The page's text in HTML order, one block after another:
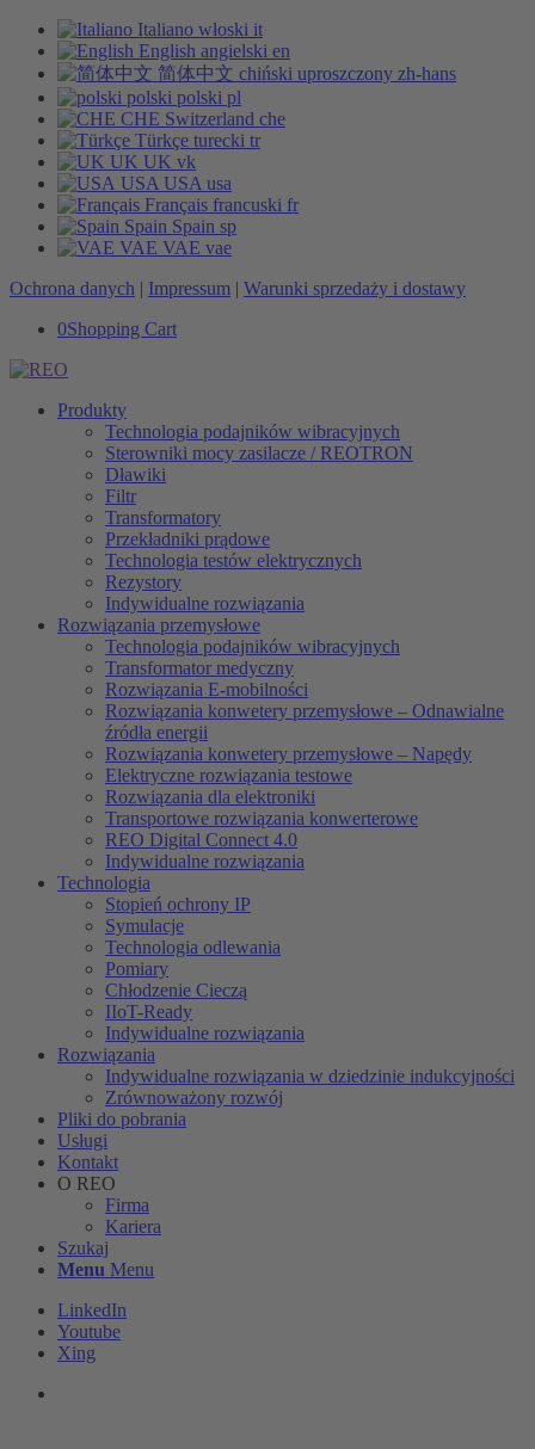
Italiano włoski it
English angielski en
简体中文 chiński uproszczony zh-hans
polski polski pl
CHE Switzerland che
Türkçe turecki tr
UK UK vk
USA USA usa
Français francuski fr
Spain Spain sp
VAE VAE vae
Ochrona danych | Impressum | Warunki sprzedaży i dostawy
0Shopping Cart
Produkty
Technologia podajników wibracyjnych
Sterowniki mocy zasilacze / REOTRON
Dławiki
Filtr
Transformatory
Przekładniki prądowe
Technologia testów elektrycznych
Rezystory
Indywidualne rozwiązania
Rozwiązania przemysłowe
Technologia podajników wibracyjnych
Transformator medyczny
Rozwiązania E-mobilności
Rozwiązania konwetery przemysłowe – Odnawialne
źródła energii
Rozwiązania konwetery przemysłowe – Napędy
Elektryczne rozwiązania testowe
Rozwiązania dla elektroniki
Transportowe rozwiązania konwerterowe
REO Digital Connect 4.0
Indywidualne rozwiązania
Technologia
Stopień ochrony IP
Symulacje
Technologia odlewania
Pomiary
Chłodzenie Cieczą
IIoT-Ready
Indywidualne rozwiązania
Rozwiązania
Indywidualne rozwiązania w dziedzinie indukcyjności
Zrównoważony rozwój
Pliki do pobrania
Usługi
Kontakt
O REO
Firma
Kariera
Szukaj
Menu Menu
LinkedIn
Youtube
Xing